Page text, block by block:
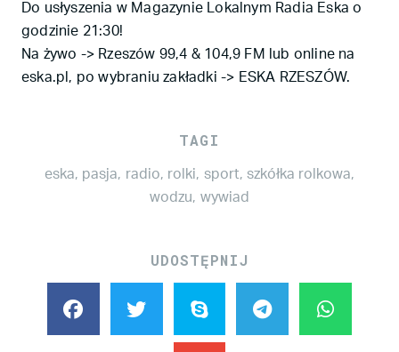
Do usłyszenia w Magazynie Lokalnym Radia Eska o
godzinie 21:30!
Na żywo -> Rzeszów 99,4 & 104,9 FM lub online na
eska.pl, po wybraniu zakładki -> ESKA RZESZÓW.
TAGI
eska, pasja, radio, rolki, sport, szkółka rolkowa,
wodzu, wywiad
UDOSTĘPNIJ